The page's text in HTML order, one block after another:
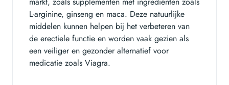
L-arginine, ginseng en maca. Deze natuurlijke
middelen kunnen helpen bij het verbeteren van
de erectiele functie en worden vaak gezien als
een veiliger en gezonder alternatief voor
medicatie zoals Viagra.